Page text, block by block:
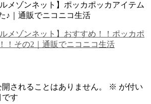
メゾンネット】ポッカポッカアイテム
♪｜通販でニコニコ生活
ルメゾンネット】おすすめ！！ポッカポ
！その2｜通販でニコニコ生活
されることはありません。 ※ が付い
す